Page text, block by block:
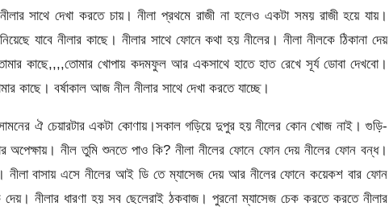
সাথে দেখা করতে চায়। নীলা প্রথমে রাজী না হলেও একটা সময় রাজী হয়ে যায়।
যাবে নীলার কাছে। নীলার সাথে ফোনে কথা হয় নীলের। নীলা নীলকে ঠিকানা দেয়
কাছে,,,,তোমার খোপায় কদমফুল আর একসাথে হাতে হাত রেখে সূর্য ডোবা দেখবো।
কাছে। বর্ষাকাল আজ নীল নীলার সাথে দেখা করতে যাচ্ছে।
সামনের ঐ চেয়ারটার একটা কোণায়।সকাল গড়িয়ে দুপুর হয় নীলের কোন খোজ নাই। গুড়ি-
অপেক্ষায়। নীল তুমি শুনতে পাও কি? নীলা নীলের ফোনে ফোন দেয় নীলের ফোন বন্ধ।
নীলা বাসায় এসে নীলের আই ডি তে ম্যাসেজ দেয় আর নীলের ফোনে কয়েকশ বার ফোন
নীলার ধারণা হয় সব ছেলেরাই ঠকবাজ। পুরনো ম্যাসেজ চেক করতে করতে নীলার